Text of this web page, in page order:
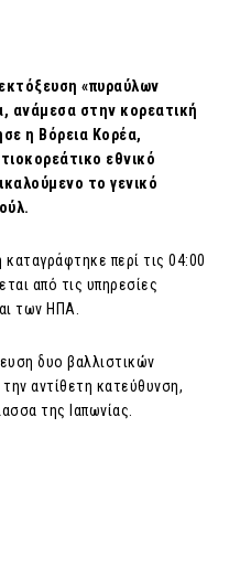
«πυραύλων
ανάμεσα στην κορεατική
η Βόρεια Κορέα,
εθνικό
το γενικό
περί τις 04:00
από τις υπηρεσίες
των ΗΠΑ.
δυο βαλλιστικών
αντίθετη κατεύθυνση,
της Ιαπωνίας.